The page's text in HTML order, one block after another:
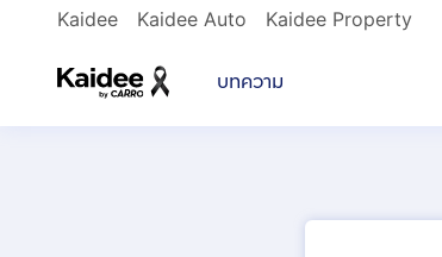
Kaidee Kaidee Auto Kaidee Property
บทความ